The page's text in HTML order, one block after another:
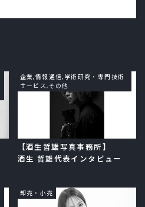
企業,情報通信,学術研究・専門技術
サービス,その他
【酒生哲雄写真事務所】
酒生 哲雄代表インタビュー
卸売・小売